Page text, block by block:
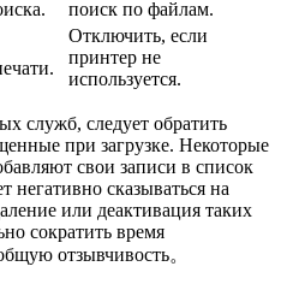
поиск по файлам.
Отключить, если
принтер не
используется.
служб, следует обратить
при загрузке. Некоторые
свои записи в список
негативно сказываться на
или деактивация таких
сократить время
отзывчивость。